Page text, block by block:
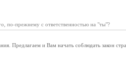
по-прежнему с ответственностью на "ты"?
Предлагаем и Вам начать соблюдать закон